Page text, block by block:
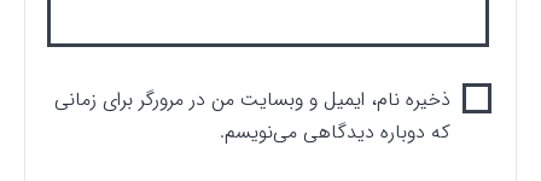
ذخیره نام، ایمیل و وبسایت من در مرورگر برای زمانی
که دوباره دیدگاهی می‌نویسم.